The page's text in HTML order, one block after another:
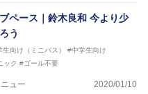
ペース｜鈴木良和 今より少
う
生向け（ミニバス）
#中学生向け
ック #ゴール不要
ュー 2020/01/10